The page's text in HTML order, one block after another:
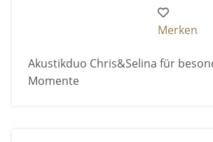
Merken
Akustikduo Chris&Selina für
Momente